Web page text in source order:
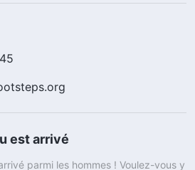
est arrivé
parmi les hommes ! Voulez-vous y